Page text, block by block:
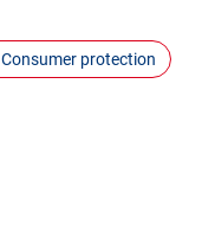
Consumer protection